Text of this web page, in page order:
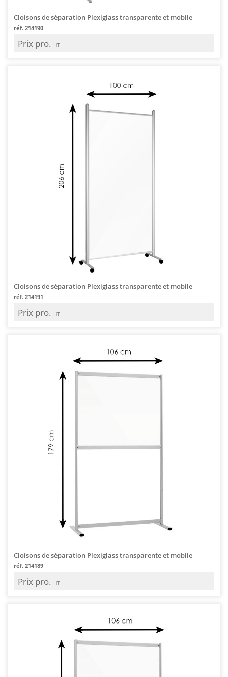
Cloisons de séparation Plexiglass transparente et mobile
réf. 214190
Prix pro. HT
Cloisons de séparation Plexiglass transparente et mobile
réf. 214191
Prix pro. HT
Cloisons de séparation Plexiglass transparente et mobile
réf. 214189
Prix pro. HT